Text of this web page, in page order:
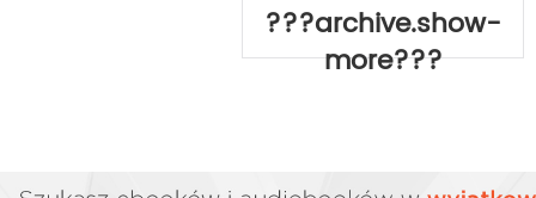
???archive.show-
more???